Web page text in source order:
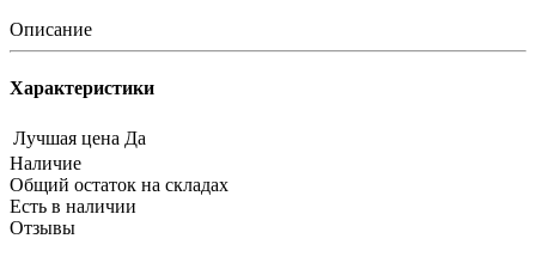
Описание
Характеристики
Лучшая цена Да
Наличие
Общий остаток на складах
Есть в наличии
Отзывы